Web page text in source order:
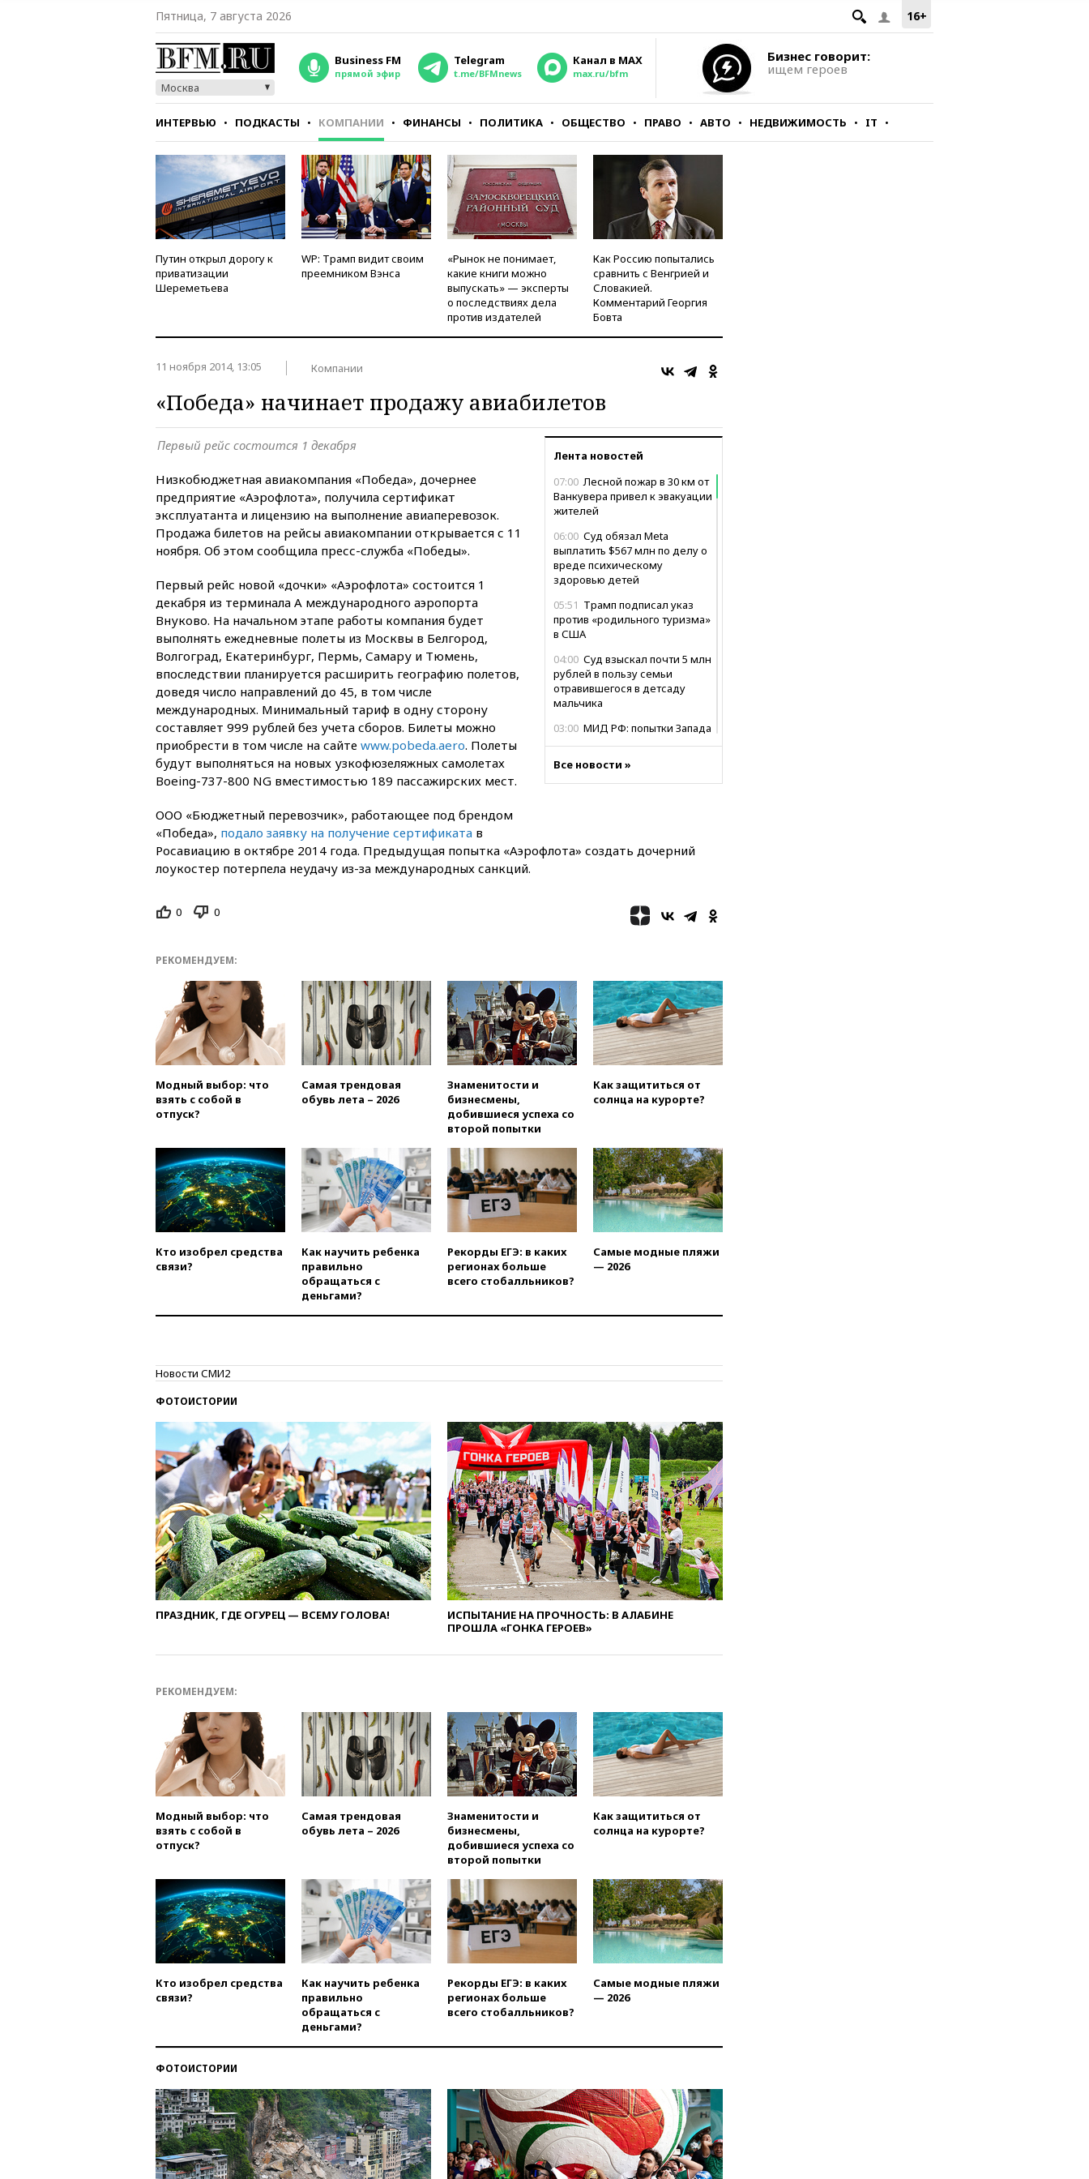
16+
Пятница, 7 августа 2026
Москва
Business FM
прямой эфир
Telegram
t.me/BFMnews
Канал в MAX
max.ru/bfm
Бизнес говорит:
ищем героев
ИНТЕРВЬЮ ПОДКАСТЫ КОМПАНИИ ФИНАНСЫ ПОЛИТИКА ОБЩЕСТВО ПРАВО АВТО НЕДВИЖИМОСТЬ IT
СТИЛЬ ТЕСТЫ
Путин открыл дорогу к
приватизации
Шереметьева
WP: Трамп видит своим
преемником Вэнса
«Рынок не понимает,
какие книги можно
выпускать» — эксперты
о последствиях дела
против издателей
Как Россию попытались
сравнить с Венгрией и
Словакией.
Комментарий Георгия
Бовта
11 ноября 2014, 13:05 Компании
«Победа» начинает продажу авиабилетов
Лента новостей
07:00 Лесной пожар в 30 км от
Ванкувера привел к эвакуации
жителей
06:00 Суд обязал Meta
выплатить $567 млн по делу о
вреде психическому
здоровью детей
05:51 Трамп подписал указ
против «родильного туризма»
в США
04:00 Суд взыскал почти 5 млн
рублей в пользу семьи
отравившегося в детсаду
мальчика
03:00 МИД РФ: попытки Запада
02:00Ни один водоем Англии
нуждаются в дальнобойных
необходимости пополнения
вчера, 23:15В Смоленске
ребенок и женщина погибли
при падении деревьев во
время урагана
вчера, 22:55В Москве в
пятницу ожидаются ливни
вчера, 22:35 Винисиус
продлил контракт с «Реалом»
вчера, 22:28Отказаться от
российского гражданства
станет значительно дороже
вчера, 22:20 Путин назвал 76-ю
гвардейскую десантно-
штурмовую дивизию
легендарной
вчера, 22:15
добропольском направлении
РФ американский Human
Rights Foundation
отменяет часть рейсов в Сочи
и Геленджик
вчера, 21:25Руслан Терновой
выиграл золото чемпионата
Европы в прыжках с 10-
метровой вышки
вчера, 21:10РФ не получала
обращений о прекращении
концессии строительства ж/д
в Армении
вчера, 21:00В России вновь
обсуждают эксперимент по
онлайн-продаже алкоголя
вчера, 20:45Матвиенко:
вчера, 20:35ПВО за день
сбила еще 281 украинский
беспилотник над Россией
вчера, 20:27Ямпольская
призвала оптимизировать
вчера, 20:15
защиту дорог от БПЛА из
средств на ремонт
вчера, 20:00Зеленский 8
августа посетит Сербию с
официальным визитом
внесен законопроект об
отмене ЕГЭ
призвал доноров-
республиканцев поддержать
Вэнса на выборах 2028 года
вчера, 19:20Число ломбардов
в РФ превысило максимум
Все новости »
Первый рейс состоится 1 декабря
Низкобюджетная авиакомпания «Победа», дочернее
предприятие «Аэрофлота», получила сертификат
эксплуатанта и лицензию на выполнение авиаперевозок.
Продажа билетов на рейсы авиакомпании открывается с 11
ноября. Об этом сообщила пресс-служба «Победы».
Первый рейс новой «дочки» «Аэрофлота» состоится 1
декабря из терминала А международного аэропорта
Внуково. На начальном этапе работы компания будет
выполнять ежедневные полеты из Москвы в Белгород,
Волгоград, Екатеринбург, Пермь, Самару и Тюмень,
впоследствии планируется расширить географию полетов,
доведя число направлений до 45, в том числе
международных. Минимальный тариф в одну сторону
составляет 999 рублей без учета сборов. Билеты можно
приобрести в том числе на сайте www.pobeda.aero. Полеты
будут выполняться на новых узкофюзеляжных самолетах
Boeing-737-800 NG вместимостью 189 пассажирских мест.
ООО «Бюджетный перевозчик», работающее под брендом
«Победа», подало заявку на получение сертификата в
Росавиацию в октябре 2014 года. Предыдущая попытка «Аэрофлота» создать дочерний
лоукостер потерпела неудачу из-за международных санкций.
0 0
РЕКОМЕНДУЕМ:
Модный выбор: что
взять с собой в
отпуск?
Самая трендовая
обувь лета – 2026
Знаменитости и
бизнесмены,
добившиеся успеха со
второй попытки
Как защититься от
солнца на курорте?
Кто изобрел средства
связи?
Как научить ребенка
правильно
обращаться с
деньгами?
Рекорды ЕГЭ: в каких
регионах больше
всего стобалльников?
Самые модные пляжи
— 2026
Новости СМИ2
ФОТОИСТОРИИ
ПРАЗДНИК, ГДЕ ОГУРЕЦ — ВСЕМУ ГОЛОВА!
ИСПЫТАНИЕ НА ПРОЧНОСТЬ: В АЛАБИНЕ
ПРОШЛА «ГОНКА ГЕРОЕВ»
РЕКОМЕНДУЕМ:
Модный выбор: что
взять с собой в
отпуск?
Самая трендовая
обувь лета – 2026
Знаменитости и
бизнесмены,
добившиеся успеха со
второй попытки
Как защититься от
солнца на курорте?
Кто изобрел средства
связи?
Как научить ребенка
правильно
обращаться с
деньгами?
Рекорды ЕГЭ: в каких
регионах больше
всего стобалльников?
Самые модные пляжи
— 2026
ФОТОИСТОРИИ